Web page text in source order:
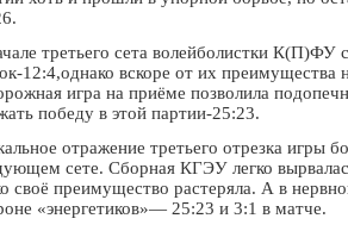
третьего сета волейболистки К(П)ФУ
12:4,однако вскоре от их преимущества
игра на приёме позволила
победу в этой партии-25:23.
отражение третьего отрезка игры
сете. Сборная КГЭУ легко
своё преимущество растеряла. А в
«энергетиков»— 25:23 и 3:1 в матче.